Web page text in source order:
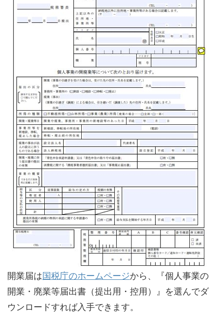
開業届は国税庁のホームページから、『個人事業の
開業・廃業等届出書（提出用・控用）』を選んでダ
ウンロードすれば入手できます。